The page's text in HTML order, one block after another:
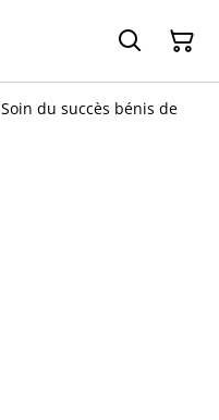
Soin du succès bénis de